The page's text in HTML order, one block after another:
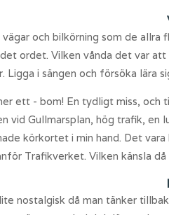
och bilkörning som de
ordet. Vilken vånda det var
Ligga i sängen och försöka lära
ett - bom! En tydligt miss, och
vid Gullmarsplan, hög trafik, en
körkortet i min hand. Det
Trafikverket. Vilken känsla
nostalgisk då man tänker